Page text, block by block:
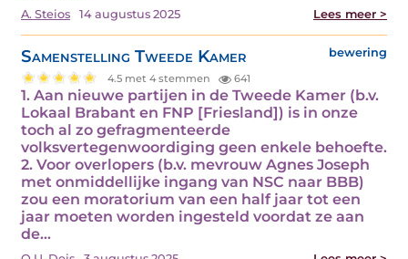
A. Steios 14 augustus 2025 Lees meer >
Samenstelling Tweede Kamer bewering
4.5 met 4 stemmen 641
1. Aan nieuwe partijen in de Tweede Kamer (b.v.
Lokaal Brabant en FNP [Friesland]) is in onze
toch al zo gefragmenteerde
volksvertegenwoordiging geen enkele behoefte.
2. Voor overlopers (b.v. mevrouw Agnes Joseph
met onmiddellijke ingang van NSC naar BBB)
zou een moratorium van een half jaar tot een
jaar moeten worden ingesteld voordat ze aan
de…